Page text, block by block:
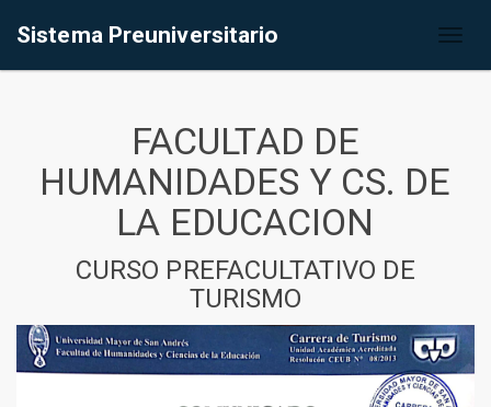
Sistema Preuniversitario
FACULTAD DE
HUMANIDADES Y CS. DE
LA EDUCACION
CURSO PREFACULTATIVO DE
TURISMO